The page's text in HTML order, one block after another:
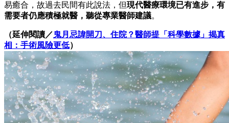
易癒合，故過去民間有此說法，但現代醫療環境已有進步，有
需要者仍應積極就醫，聽從專業醫師建議。
（延伸閱讀／鬼月忌諱開刀、住院？醫師提「科學數據」揭真
相：手術風險更低）